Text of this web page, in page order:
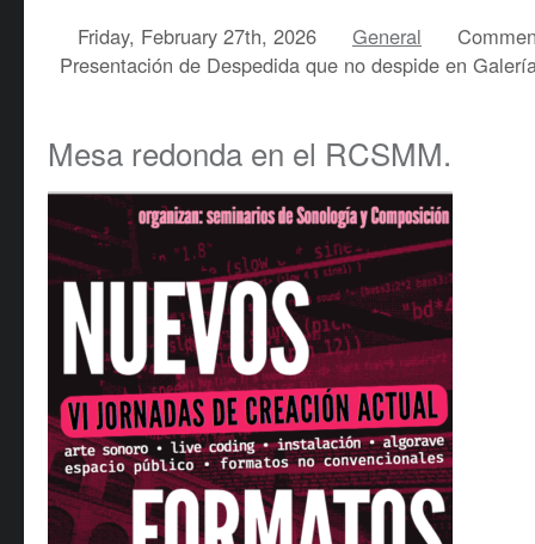
Friday, February 27th, 2026 General
Presentación de Despedida que no despide en
Mesa redonda en el RCSMM.